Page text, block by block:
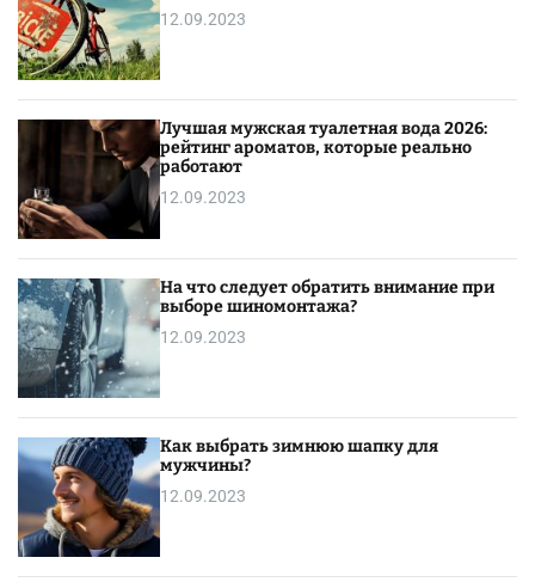
12.09.2023
Лучшая мужская туалетная вода 2026:
рейтинг ароматов, которые реально
работают
12.09.2023
На что следует обратить внимание при
выборе шиномонтажа?
12.09.2023
Как выбрать зимнюю шапку для
мужчины?
12.09.2023